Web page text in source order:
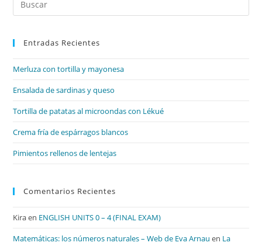
Entradas Recientes
Merluza con tortilla y mayonesa
Ensalada de sardinas y queso
Tortilla de patatas al microondas con Lékué
Crema fría de espárragos blancos
Pimientos rellenos de lentejas
Comentarios Recientes
Kiraen ENGLISH UNITS 0 – 4 (FINAL EXAM)
Matemáticas: los números naturales – Web de Eva Arnau en La